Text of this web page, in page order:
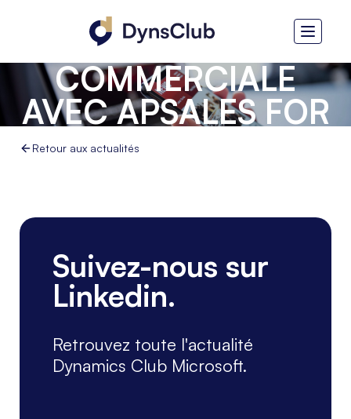
MOBILITÉ
COMMERCIALE
AVEC APSALES FOR
DYNAMICS CRM
Retour aux actualités
Suivez-nous sur
Linkedin.
Retrouvez toute l'actualité
Dynamics Club Microsoft.